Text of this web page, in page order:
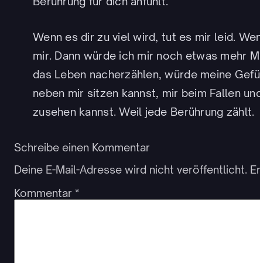
Wenn es dir zu viel wird, tut es mir leid.
mir. Dann würde ich mir noch etwas mehr
das Leben nacherzählen, würde meine
neben mir sitzen kannst, mir beim Fallen
zusehen kannst. Weil jede Berührung zählt.
Schreibe einen Kommentar
Deine E-Mail-Adresse wird nicht veröffentlicht.
Kommentar *